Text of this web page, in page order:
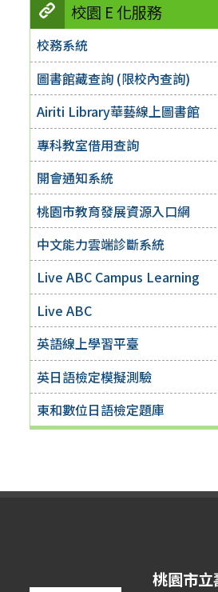
校園 E 化服務
校務系統
圖書館藏查詢 (限校內查詢)
Airiti Library華藝線上圖書館
專科教室借用查詢
開會通知系統
桃園市教育發展資源入口網
中文能力雲端診斷系統
Live ABC Campus Learning
Live ABC
英語線上學習平臺
英日語檢定模擬測驗
東和數位日語檢定題庫
桃園市